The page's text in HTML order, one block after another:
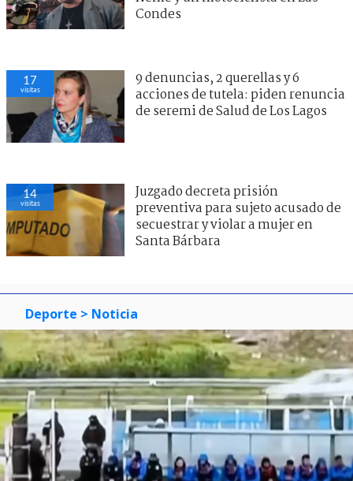
Condes
17
visitas
9 denuncias, 2 querellas y 6
acciones de tutela: piden renuncia
de seremi de Salud de Los Lagos
14
visitas
Juzgado decreta prisión
preventiva para sujeto acusado de
secuestrar y violar a mujer en
Santa Bárbara
Deporte > Noticia